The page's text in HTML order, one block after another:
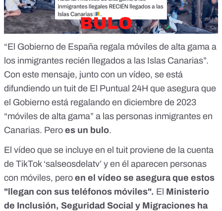
“El Gobierno de España regala móviles de alta gama a
los inmigrantes recién llegados a las Islas Canarias”.
Con este mensaje, junto con un vídeo, se está
difundiendo un tuit de El Puntual 24H que asegura que
el Gobierno está regalando en diciembre de 2023
“móviles de alta gama” a las personas inmigrantes en
Canarias. Pero es un bulo.
El vídeo que se incluye en el tuit proviene de la cuenta
de TikTok ‘salseosdelatv’ y en él aparecen personas
con móviles, pero en el vídeo se asegura que estos
"llegan con sus teléfonos móviles". El Ministerio
de Inclusión, Seguridad Social y Migraciones ha